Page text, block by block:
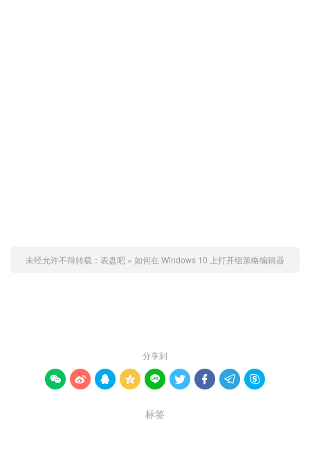
未经允许不得转载： 表盘吧 » 如何在 Windows 10 上打开组策略编辑器
分享到
        
标签